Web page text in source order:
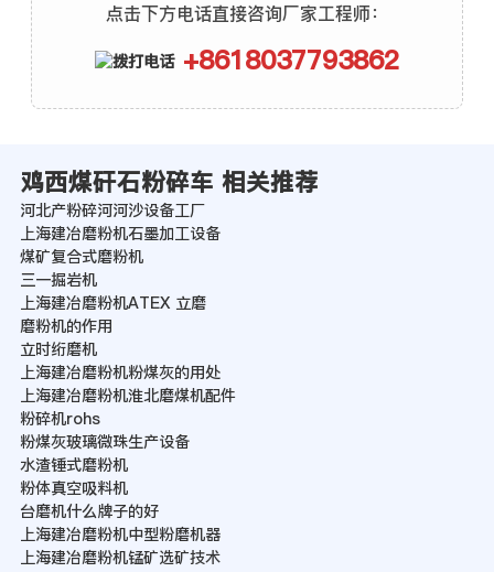
点击下方电话直接咨询厂家工程师：
+8618037793862
鸡西煤矸石粉碎车 相关推荐
河北产粉碎河河沙设备工厂
上海建冶磨粉机石墨加工设备
煤矿复合式磨粉机
三一掘岩机
上海建冶磨粉机ATEX 立磨
磨粉机的作用
立时绗磨机
上海建冶磨粉机粉煤灰的用处
上海建冶磨粉机淮北磨煤机配件
粉碎机rohs
粉煤灰玻璃微珠生产设备
水渣锤式磨粉机
粉体真空吸料机
台磨机什么牌子的好
上海建冶磨粉机中型粉磨机器
上海建冶磨粉机锰矿选矿技术